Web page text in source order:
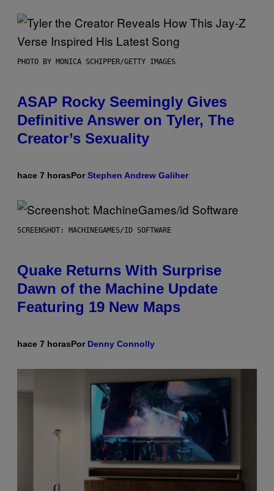
PHOTO BY MONICA SCHIPPER/GETTY IMAGES
ASAP Rocky Seemingly Gives
Definitive Answer on Tyler, The
Creator’s Sexuality
hace 7 horasPorStephen Andrew Galiher
SCREENSHOT: MACHINEGAMES/ID SOFTWARE
Quake Returns With Surprise
Dawn of the Machine Update
Featuring 19 New Maps
hace 7 horasPor Denny Connolly